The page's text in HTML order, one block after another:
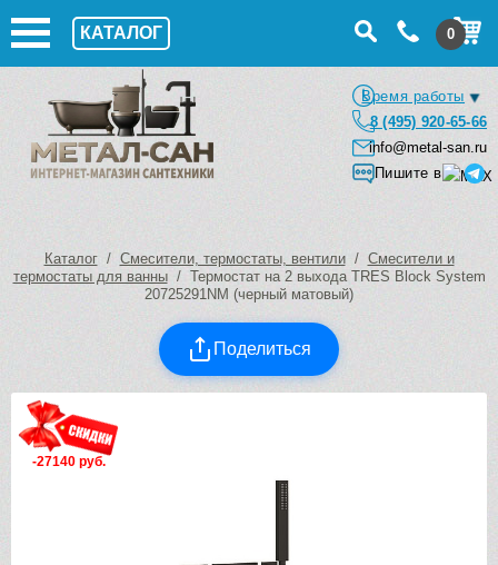
КАТАЛОГ 0
Время работы
8 (495) 920-65-66
info@metal-san.ru
Пишите в
Каталог/ Смесители, термостаты, вентили/ Смесители и
термостаты для ванны/ Термостат на 2 выхода TRES Block System
20725291NM (черный матовый)
Поделиться
-27140 руб.